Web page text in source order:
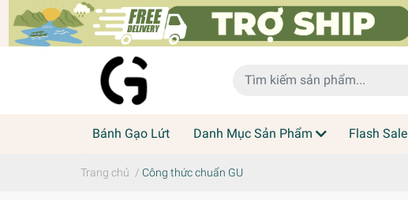
Bánh Gạo Lứt Danh Mục Sản Phẩm Flash Sale
Trang chủ / Công thức chuẩn GU